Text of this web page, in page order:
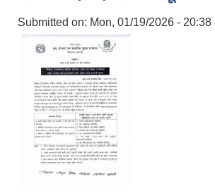
Submitted on: Mon, 01/19/2026 - 20:38